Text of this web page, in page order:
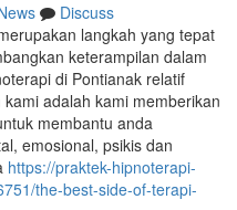
Discuss
langkah yang tepat
keterampilan dalam
di Pontianak relatif
adalah kami memberikan
membantu anda
emosional, psikis dan
https://praktek-hipnoterapi-
the-best-side-of-terapi-